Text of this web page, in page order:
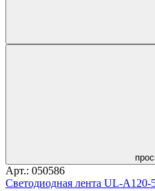
Арт.: 050586
Светодиодная лента UL-